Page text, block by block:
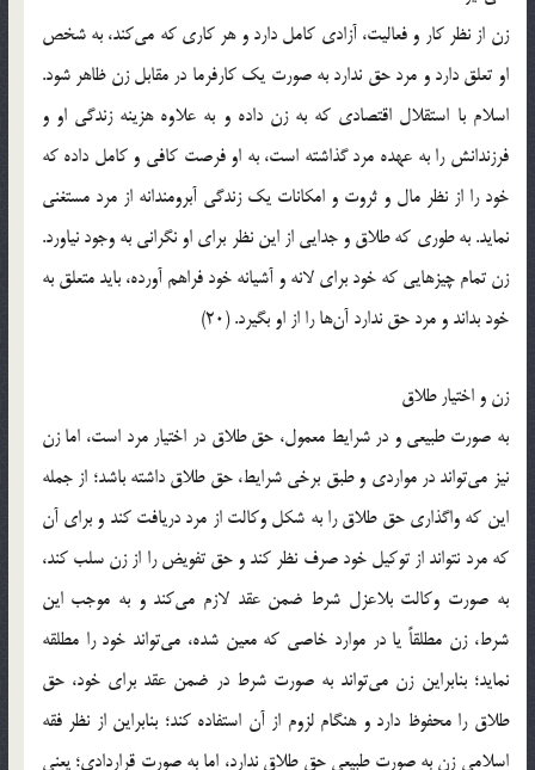
زن از نظر کار و فعالیت، آزادی کامل دارد و هر کاری که می‌کند، به شخص
او تعلق دارد و مرد حق ندارد به صورت یک کارفرما در مقابل زن ظاهر شود.
اسلام با استقلال اقتصادی که به زن داده و به علاوه هزینه زندگی او و
فرزندانش را به عهده مرد گذاشته است، به او فرصت کافی و کامل داده که
خود را از نظر مال و ثروت و امکانات یک زندگی آبرومندانه از مرد مستغنی
نماید. به طوری که طلاق و جدایی از این نظر برای او نگرانی به وجود نیاورد.
زن تمام چیزهایی که خود برای لانه و آشیانه خود فراهم آورده، باید متعلق به
خود بداند و مرد حق ندارد آن‌ها را از او بگیرد. (20)
زن و اختیار طلاق
به صورت طبیعی و در شرایط معمول، حق طلاق در اختیار مرد است، اما زن
نیز می‌تواند در مواردی و طبق برخی شرایط، حق طلاق داشته باشد؛ از جمله
این که واگذاری حق طلاق را به شکل وکالت از مرد دریافت کند و برای آن
که مرد نتواند از توکیل خود صرف نظر کند و حق تفویض را از زن سلب کند،
به صورت وکالت بلاعزل شرط ضمن عقد لازم می‌کند و به موجب این
شرط، زن مطلقاً یا در موارد خاصی که معین شده، می‌تواند خود را مطلقه
نماید؛ بنابراین زن می‌تواند به صورت شرط در ضمن عقد برای خود، حق
طلاق را محفوظ دارد و هنگام لزوم از آن استفاده کند؛ بنابراین از نظر فقه
اسلامی زن به صورت طبیعی حق طلاق ندارد، اما به صورت قراردادی؛ یعنی